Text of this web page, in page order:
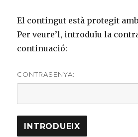
El contingut està protegit
Per veure’l, introduïu la
continuació:
CONTRASENYA: